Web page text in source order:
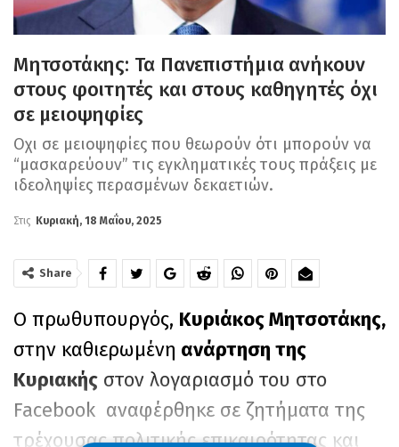
Μητσοτάκης: Τα Πανεπιστήμια ανήκουν
στους φοιτητές και στους καθηγητές όχι
σε μειοψηφίες
Οχι σε μειοψηφίες που θεωρούν ότι μπορούν να
“μασκαρεύουν” τις εγκληματικές τους πράξεις με
ιδεοληψίες περασμένων δεκαετιών.
Στις Κυριακή, 18 Μαΐου, 2025
Share
Ο πρωθυπουργός, Κυριάκος Μητσοτάκης,
στην καθιερωμένη ανάρτηση της
Κυριακής στον λογαριασμό του στο
Facebook αναφέρθηκε σε ζητήματα της
τρέχουσας πολιτικής επικαιρότητας και